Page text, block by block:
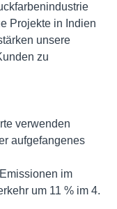
Projekte in Indien
unsere
zu
verwenden
aufgefangenes
im
um 11 % im 4.